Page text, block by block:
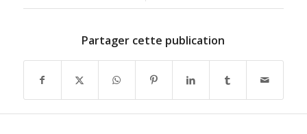
Partager cette publication